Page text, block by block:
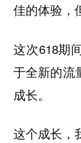
佳的体验，
这次618期
于全新的流
成长。
这个成长，